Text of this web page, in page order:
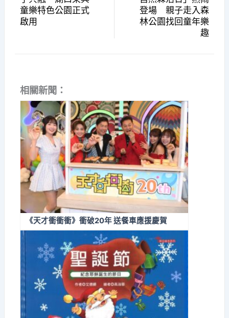
童樂特色公園正式
啟用
登場 親子走入森
林公園找回童年樂
趣
相關新聞：
《天才衝衝衝》衝破20年 送餐車應援慶賀